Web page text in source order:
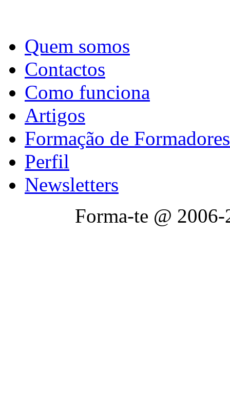
Quem somos
Contactos
Como funciona
Artigos
Formação de Formadores
Perfil
Newsletters
Forma-te @